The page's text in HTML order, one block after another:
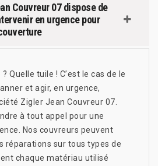
Couvreur 07 dispose de
en urgence pour
Quelle tuile ! C’est le cas de le
et agir, en urgence,
Zigler Jean Couvreur 07.
à tout appel pour une
Nos couvreurs peuvent
réparations sur tous types de
chaque matériau utilisé